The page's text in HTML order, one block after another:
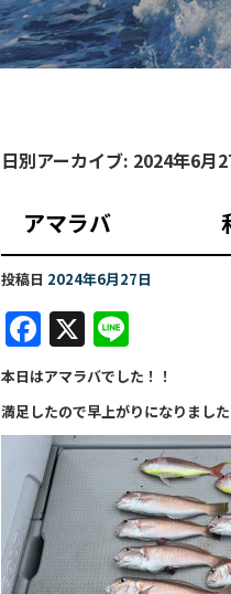
日別アーカイブ: 2024年6月
アマラバ
投稿日 2024年6月27日
F
a
c
e
b
o
o
k
X
n
e
本日はアマラバでした！！
満足したので早上がりになりました